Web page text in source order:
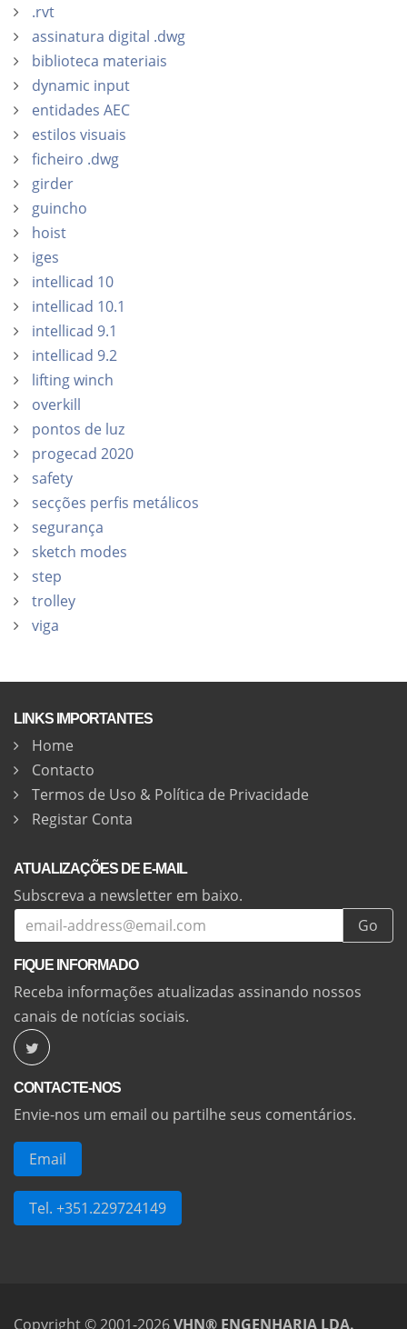
.rvt
assinatura digital .dwg
biblioteca materiais
dynamic input
entidades AEC
estilos visuais
ficheiro .dwg
girder
guincho
hoist
iges
intellicad 10
intellicad 10.1
intellicad 9.1
intellicad 9.2
lifting winch
overkill
pontos de luz
progecad 2020
safety
secções perfis metálicos
segurança
sketch modes
step
trolley
viga
LINKS IMPORTANTES
Home
Contacto
Termos de Uso & Política de Privacidade
Registar Conta
ATUALIZAÇÕES DE E-MAIL
Subscreva a newsletter em baixo.
Go
FIQUE INFORMADO
Receba informações atualizadas assinando nossos
canais de notícias sociais.
CONTACTE-NOS
Envie-nos um email ou partilhe seus comentários.
Email
Tel. +351.229724149
Copyright © 2001-2026VHN® ENGENHARIA LDA.